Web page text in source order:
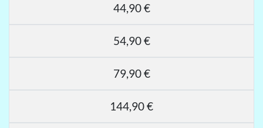
44,90 €
54,90 €
79,90 €
144,90 €